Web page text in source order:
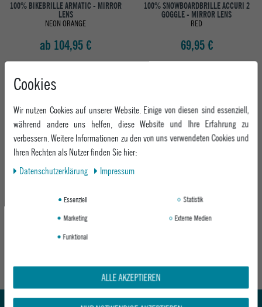
100% BIKEBRILLE ARMATIC - MIRROR
LENS
NEON ORANGE
ab 104,95 €
100% SNOWBOARDBRILLE ACCURI 2
GOGGLE - MIRROR LENS
RED
69,95 €
100% SONNENBRILLE S3 - HIPER
MIRROR LENS
SOFT TACT WHITE
158,95 €
100% SONNENBRILLE GLENDALE -
SMOKE LENS
SOFT TACT BLACK
Whatsapp Support
Kauf auf Rechnung
Abholung in den Epoxy Stores
Cookies
Wir nutzen Cookies auf unserer Website. Einige von diesen sind essenziell,
während andere uns helfen, diese Website und Ihre Erfahrung zu
verbessern. Weitere Informationen zu den von uns verwendeten Cookies und
Ihren Rechten als Nutzer finden Sie hier:
Daten­schutz­erklärung
Impressum
Essenziell
Statistik
Marketing
Externe Medien
Funktional
ALLE AKZEPTIEREN